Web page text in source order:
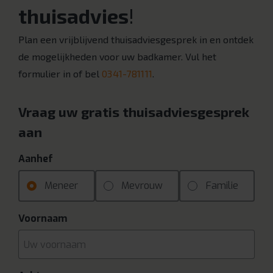
thuisadvies!
Plan een vrijblijvend thuisadviesgesprek in en ontdek
de mogelijkheden voor uw badkamer. Vul het
formulier in of bel 0341-781111.
Vraag uw gratis thuisadviesgesprek
aan
Aanhef
Meneer Mevrouw Familie
Voornaam